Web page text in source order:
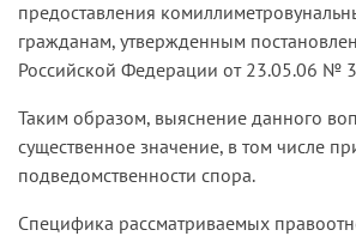
предоставления
гражданам, утвержденным
Российской Федерации от 23.05.06 №
Таким образом, выяснение данного
существенное значение, в том числе
подведомственности спора.
Специфика рассматриваемых